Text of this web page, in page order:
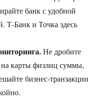
банк с удобной
Т-Банк и Точка здесь
Не дробите
карты физлиц суммы,
бизнес-транзакции